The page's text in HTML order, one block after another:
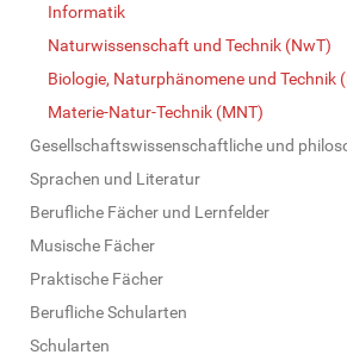
Informatik
Naturwissenschaft und Technik (NwT)
Biologie, Naturphänomene und Technik
Materie-Natur-Technik (MNT)
Gesellschaftswissenschaftliche und
Sprachen und Literatur
Berufliche Fächer und Lernfelder
Musische Fächer
Praktische Fächer
Berufliche Schularten
Schularten